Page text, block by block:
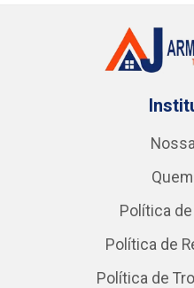
Política
Política de
Política de